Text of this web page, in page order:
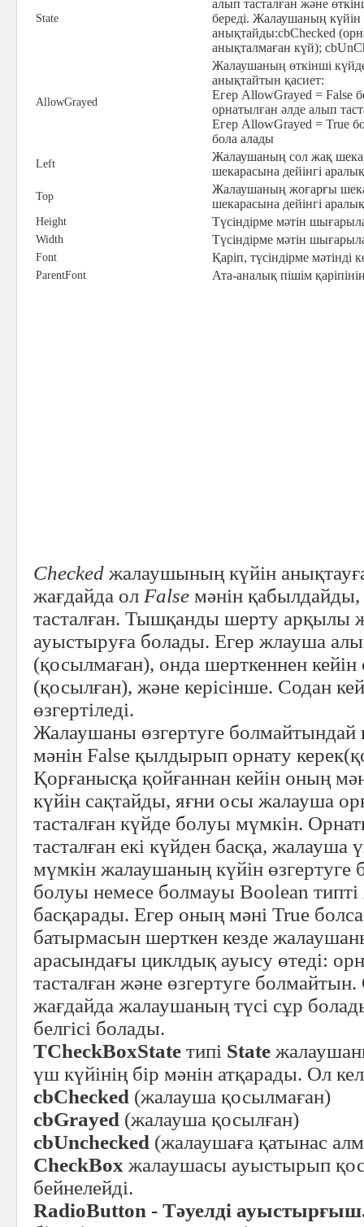
State
алып тасталған және
береді. Жалаушаның
анықтайды:cbChecked
анықталмаған күй);
AllowGrayed
Жалаушаның өткінші
анықтайтын қасиет:
Егер AllowGrayed = False
орнатылған әлде алып
Егер AllowGrayed = True
бола алады
Left
Жалаушаның сол жақ
шекарасына дейінгі аралық
Top
Жалаушаның жоғарғы
шекарасына дейінгі аралық
Height Түсіндірме мәтін
Width Түсіндірме мәтін
Font Қаріп, түсіндірме мәтінді
ParentFont Ата-аналық пішім
Checked жалаушының күйін
жағдайда ол False мәнін
тасталған. Тышқанды шерту арқылы
ауыстыруға болады. Егер жлауша
(қосылмаған), онда шерткеннен
(қосылған), және керісінше. Содан
өзгертіледі.
Жалаушаны өзгертуге
мәнін False қылдырып орнату
Қорғанысқа қойғаннан кейін оның
күйін сақтайды, яғни осы жалауша
тасталған күйде болуы мүмкін.
тасталған екі күйден басқа,
мүмкін жалаушаның күйін өзгертуге
болуы немесе болмауы Boolean
басқарады. Егер оның мәні True
батырмасын шерткен кезде
арасындағы циклдық ауысу өтеді:
тасталған және өзгертуге
жағдайда жалаушаның түсі сұр
белгісі болады.
TCheckBoxState типі State
үш күйінің бір мәнін атқарады. Ол
cbChecked (жалауша қосылмаған)
cbGrayed (жалауша қосылған)
cbUnchecked (жалаушаға қатынас
CheckBox жалаушасы ауыстырып
бейнелейді.
RadioButton - Тәуелді